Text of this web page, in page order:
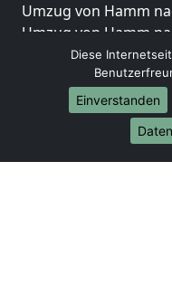
Umzug von Hamm
Umzug von Hamm
Umzug von Hamm
Umzug von Hamm
Umzug von Hamm
Umzug von Hamm
Diese
Einverstanden